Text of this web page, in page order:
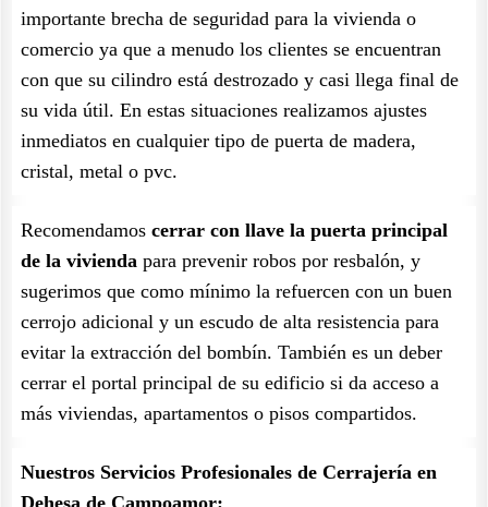
importante brecha de seguridad para la vivienda o
comercio ya que a menudo los clientes se encuentran
con que su cilindro está destrozado y casi llega final de
su vida útil. En estas situaciones realizamos ajustes
inmediatos en cualquier tipo de puerta de madera,
cristal, metal o pvc.
Recomendamos cerrar con llave la puerta principal
de la vivienda para prevenir robos por resbalón, y
sugerimos que como mínimo la refuercen con un buen
cerrojo adicional y un escudo de alta resistencia para
evitar la extracción del bombín. También es un deber
cerrar el portal principal de su edificio si da acceso a
más viviendas, apartamentos o pisos compartidos.
Nuestros Servicios Profesionales de Cerrajería en
Dehesa de Campoamor: